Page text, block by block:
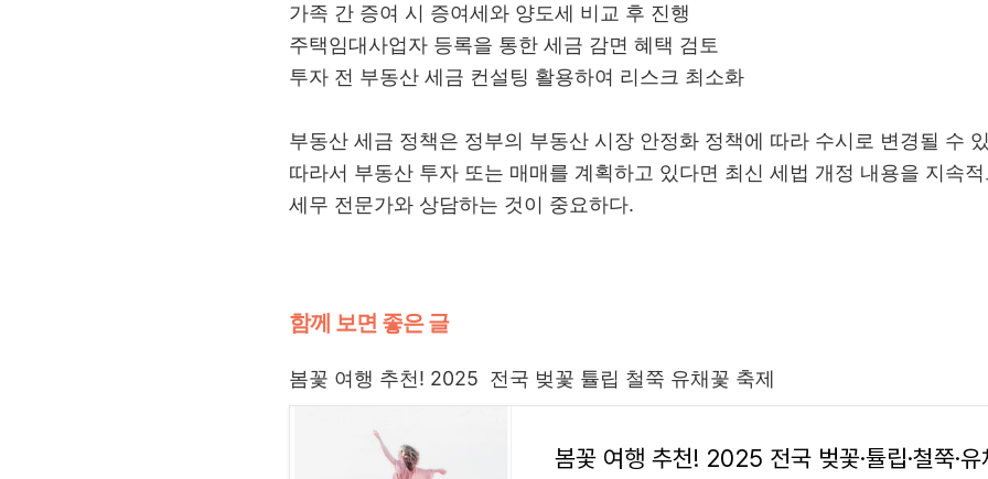
가족 간 증여 시 증여세와 양도세 비교 후 진행
주택임대사업자 등록을 통한 세금 감면 혜택 검토
투자 전 부동산 세금 컨설팅 활용하여 리스크 최소화
부동산 세금 정책은 정부의 부동산 시장 안정화 정책에 따라 수시로 변경될 수
따라서 부동산 투자 또는 매매를 계획하고 있다면 최신 세법 개정 내용을 지속
세무 전문가와 상담하는 것이 중요하다.
함께 보면 좋은 글
봄꽃 여행 추천! 2025 전국 벚꽃 튤립 철쭉 유채꽃 축제